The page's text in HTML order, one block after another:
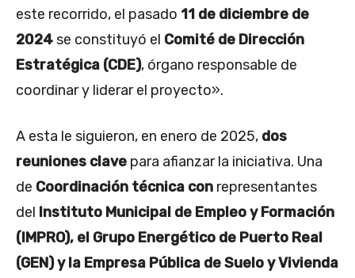
este recorrido, el pasado 11 de diciembre de
2024se constituyó el Comité de Dirección
Estratégica (CDE), órgano responsable de
coordinar y liderar el proyecto».
A esta le siguieron, en enero de 2025, dos
reuniones clave para afianzar la iniciativa. Una
de Coordinación técnica con representantes
del Instituto Municipal de Empleo y Formación
(IMPRO), el Grupo Energético de Puerto Real
(GEN) y la Empresa Pública de Suelo y Vivienda